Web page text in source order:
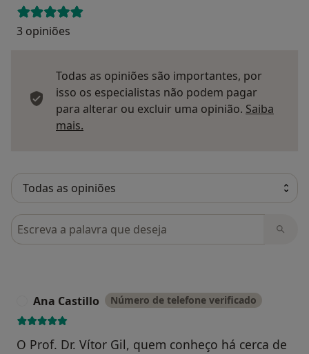
3 opiniões
Todas as opiniões são importantes, por
isso os especialistas não podem pagar
para alterar ou excluir uma opinião. Saiba
mais.
Pesquisar em opiniões
Ana Castillo Número de telefone verificado
O Prof. Dr. Vítor Gil, quem conheço há cerca de